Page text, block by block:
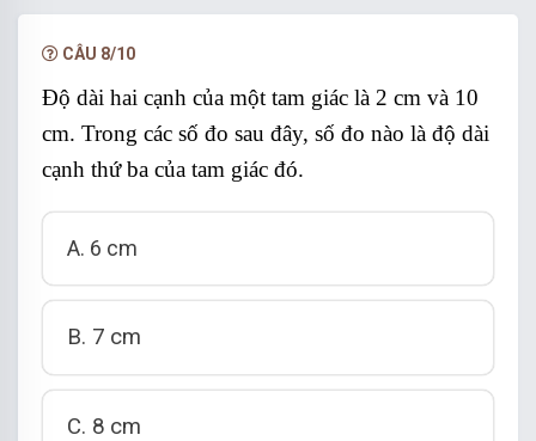
Vậy tam giác ABC cân tại C
Chọn đáp án C
CÂU 8/10
Độ dài hai cạnh của một tam giác là 2 cm và 10
cm. Trong các số đo sau đây, số đo nào là độ dài
cạnh thứ ba của tam giác đó.
A. 6 cm
B. 7 cm
C. 8 cm